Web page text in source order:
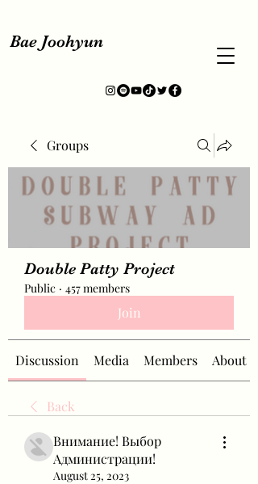
Bae Joohyun
Groups
Double Patty Project
Public · 457 members
Join
Discussion Media Members About
Back
Внимание! Выбор
Администрации!
August 25, 2023